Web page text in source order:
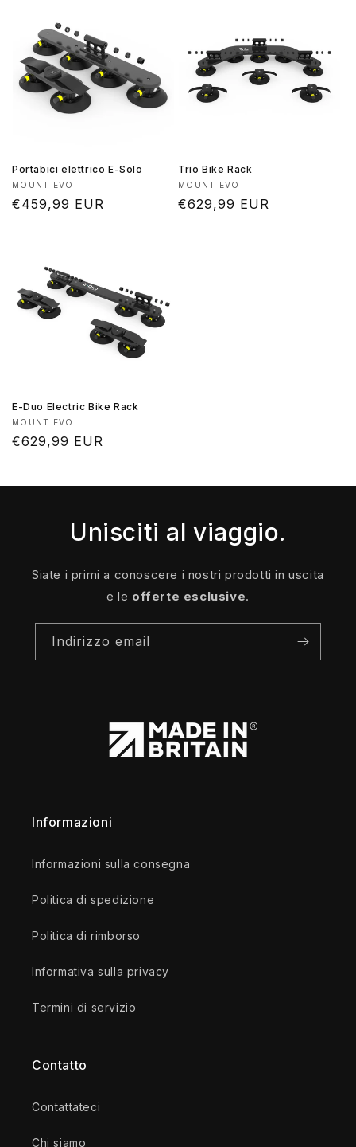
Portabici elettrico E-Solo
Produttore:
MOUNT EVO
Prezzo
€459,99 EUR
Trio Bike Rack
Produttore:
MOUNT EVO
Prezzo
€629,99 EUR
E-Duo Electric Bike Rack
Produttore:
MOUNT EVO
Prezzo
€629,99 EUR
Unisciti al viaggio.
Siate i primi a conoscere i nostri prodotti in uscita
e le offerte esclusive.
Indirizzo email
Informazioni
Informazioni sulla consegna
Politica di spedizione
Politica di rimborso
Informativa sulla privacy
Termini di servizio
Contatto
Contattateci
Chi siamo